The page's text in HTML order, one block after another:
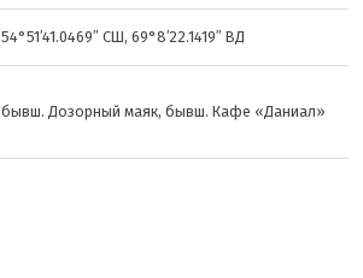
54°51′41.0469″ СШ, 69°8′22.1419″ ВД
бывш. Дозорный маяк, бывш. Кафе «Даниал»